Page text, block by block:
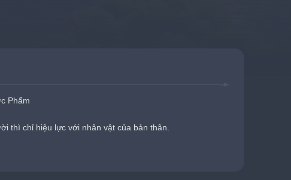
Phẩm
thì chỉ hiệu lực với nhân vật của bản thân.